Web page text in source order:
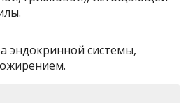
эндокринной системы,